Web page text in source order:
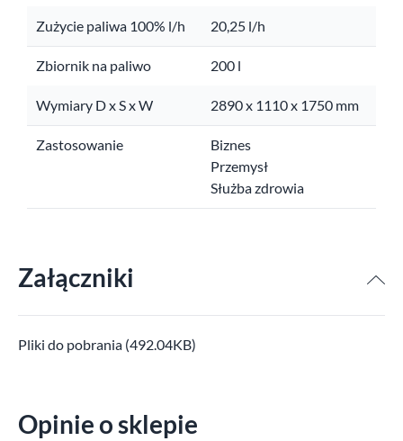
Zużycie paliwa 100% l/h 20,25 l/h
Zbiornik na paliwo 200 l
Wymiary D x S x W 2890 x 1110 x 1750 mm
Zastosowanie
Biznes
Przemysł
Służba zdrowia
Załączniki
Pliki do pobrania (492.04KB)
Opinie o sklepie